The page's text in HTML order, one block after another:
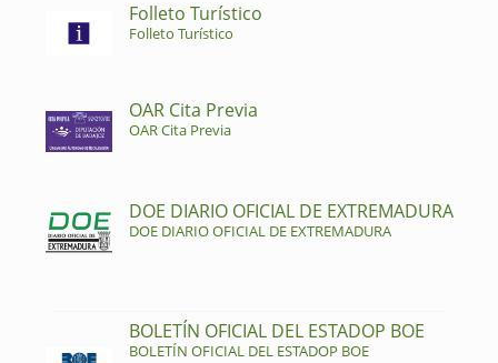
Folleto Turístico
Folleto Turístico
OAR Cita Previa
OAR Cita Previa
DOE DIARIO OFICIAL DE EXTREMADURA
DOE DIARIO OFICIAL DE EXTREMADURA
BOLETÍN OFICIAL DEL ESTADOP BOE
BOLETÍN OFICIAL DEL ESTADOP BOE